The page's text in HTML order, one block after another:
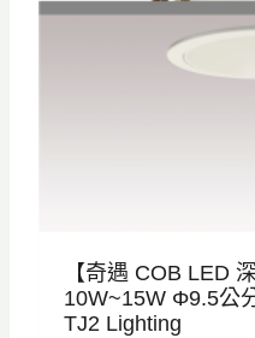
。
【奇遇 COB LED
10W~15W Φ9.5公
TJ2 Lighting